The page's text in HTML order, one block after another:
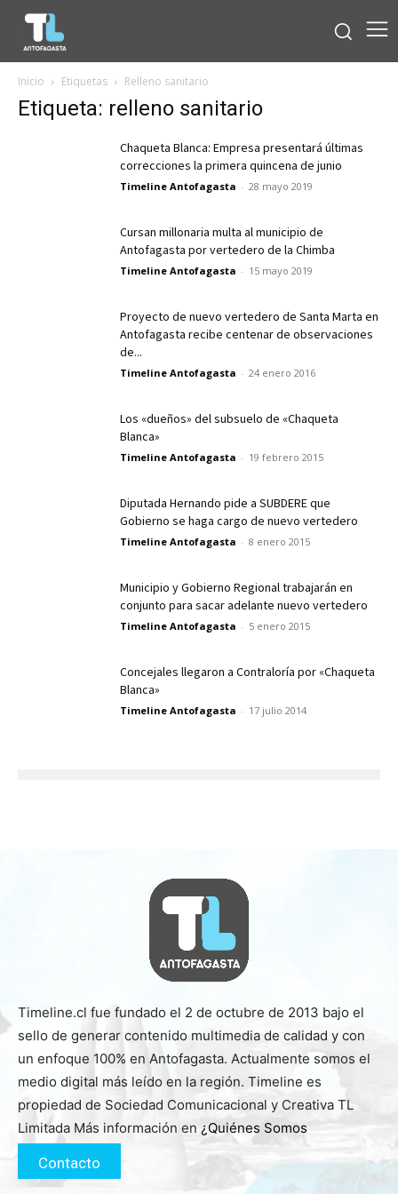
Inicio Etiquetas Relleno sanitario
Etiqueta: relleno sanitario
Chaqueta Blanca: Empresa presentará últimas
correcciones la primera quincena de junio
Timeline Antofagasta - 28 mayo 2019
Cursan millonaria multa al municipio de
Antofagasta por vertedero de la Chimba
Timeline Antofagasta - 15 mayo 2019
Proyecto de nuevo vertedero de Santa Marta en
Antofagasta recibe centenar de observaciones
de...
Timeline Antofagasta - 24 enero 2016
Los «dueños» del subsuelo de «Chaqueta
Blanca»
Timeline Antofagasta - 19 febrero 2015
Diputada Hernando pide a SUBDERE que
Gobierno se haga cargo de nuevo vertedero
Timeline Antofagasta - 8 enero 2015
Municipio y Gobierno Regional trabajarán en
conjunto para sacar adelante nuevo vertedero
Timeline Antofagasta - 5 enero 2015
Concejales llegaron a Contraloría por «Chaqueta
Blanca»
Timeline Antofagasta - 17 julio 2014
Timeline.cl fue fundado el 2 de octubre de 2013 bajo el
sello de generar contenido multimedia de calidad y con
un enfoque 100% en Antofagasta. Actualmente somos el
medio digital más leído en la región. Timeline es
propiedad de Sociedad Comunicacional y Creativa TL
Limitada Más información en ¿Quiénes Somos
Contacto